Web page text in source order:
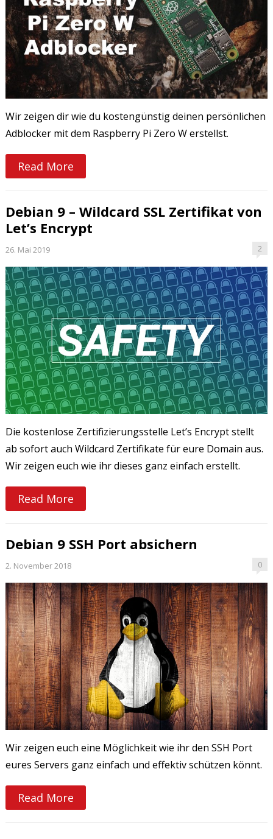
Wir zeigen dir wie du kostengünstig deinen persönlichen
Adblocker mit dem Raspberry Pi Zero W erstellst.
Read More
Debian 9 – Wildcard SSL Zertifikat von
Let’s Encrypt
26. Mai 2019 2
Die kostenlose Zertifizierungsstelle Let’s Encrypt stellt
ab sofort auch Wildcard Zertifikate für eure Domain aus.
Wir zeigen euch wie ihr dieses ganz einfach erstellt.
Read More
Debian 9 SSH Port absichern
2. November 2018 0
Wir zeigen euch eine Möglichkeit wie ihr den SSH Port
eures Servers ganz einfach und effektiv schützen könnt.
Read More